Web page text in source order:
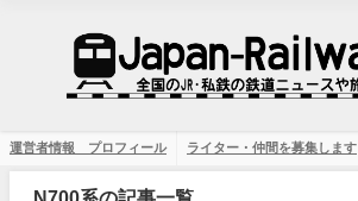
運営者情報 プロフィール ライター・仲間を募集します